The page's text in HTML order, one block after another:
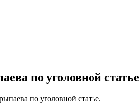
по уголовной статье
по уголовной статье.